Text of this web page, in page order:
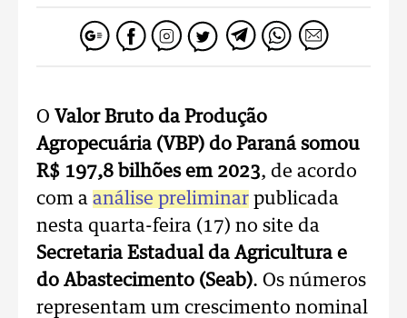
O Valor Bruto da Produção
Agropecuária (VBP) do Paraná somou
R$ 197,8 bilhões em 2023, de acordo
com a análise preliminar publicada
nesta quarta-feira (17) no site da
Secretaria Estadual da Agricultura e
do Abastecimento (Seab). Os números
representam um crescimento nominal